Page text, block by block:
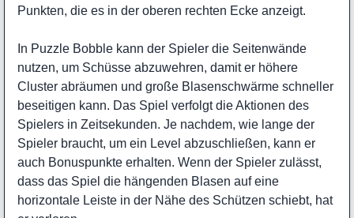
Punkten, die es in der oberen rechten Ecke anzeigt.
In Puzzle Bobble kann der Spieler die Seitenwände
nutzen, um Schüsse abzuwehren, damit er höhere
Cluster abräumen und große Blasenschwärme schneller
beseitigen kann. Das Spiel verfolgt die Aktionen des
Spielers in Zeitsekunden. Je nachdem, wie lange der
Spieler braucht, um ein Level abzuschließen, kann er
auch Bonuspunkte erhalten. Wenn der Spieler zulässt,
dass das Spiel die hängenden Blasen auf eine
horizontale Leiste in der Nähe des Schützen schiebt, hat